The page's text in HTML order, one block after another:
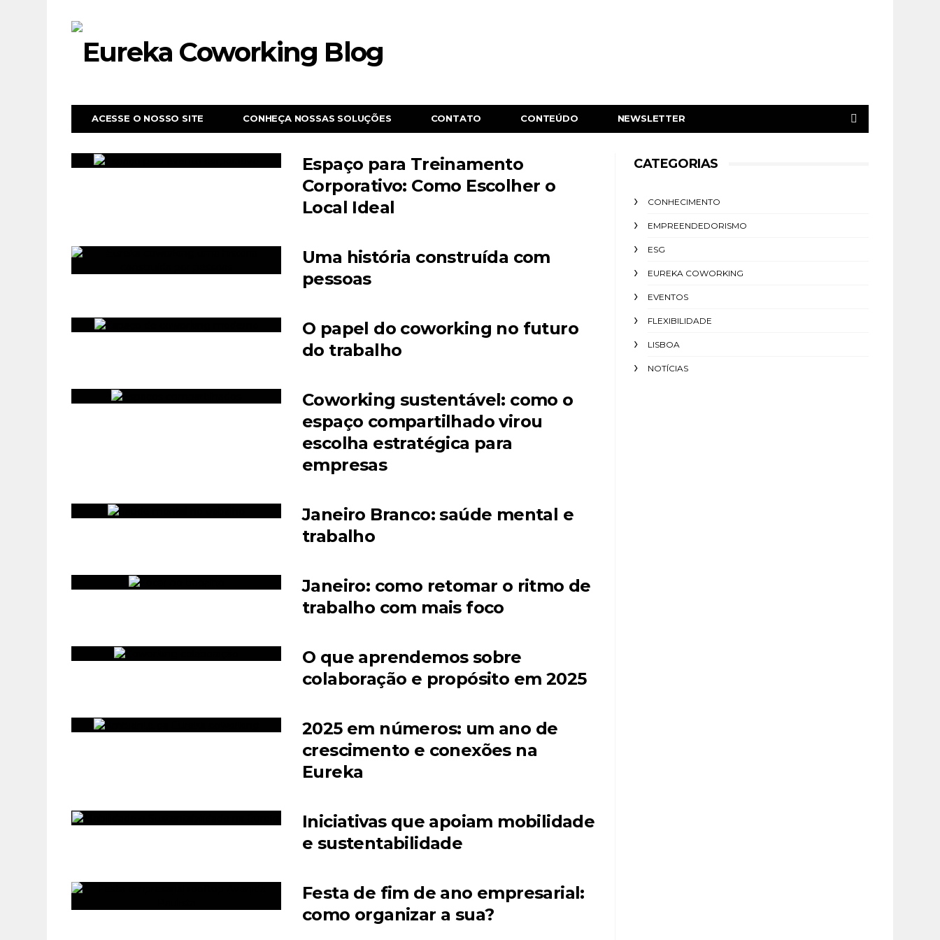
ACESSE O NOSSO SITE CONHEÇA NOSSAS SOLUÇÕES CONTATO CONTEÚDO NEWSLETTER
Espaço para Treinamento
Corporativo: Como Escolher o
Local Ideal
Uma história construída com
pessoas
O papel do coworking no futuro
do trabalho
Coworking sustentável: como o
espaço compartilhado virou
escolha estratégica para
empresas
Janeiro Branco: saúde mental e
trabalho
Janeiro: como retomar o ritmo de
trabalho com mais foco
O que aprendemos sobre
colaboração e propósito em 2025
2025 em números: um ano de
crescimento e conexões na
Eureka
Iniciativas que apoiam mobilidade
e sustentabilidade
Festa de fim de ano empresarial:
como organizar a sua?
CATEGORIAS
CONHECIMENTO
EMPREENDEDORISMO
ESG
EUREKA COWORKING
EVENTOS
FLEXIBILIDADE
LISBOA
NOTÍCIAS